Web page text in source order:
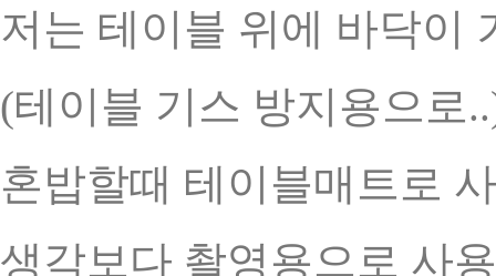
저는 테이블 위에 바닥이
(테이블 기스 방지용으로
혼밥할때 테이블매트로
생각보다 촬영용으로 사